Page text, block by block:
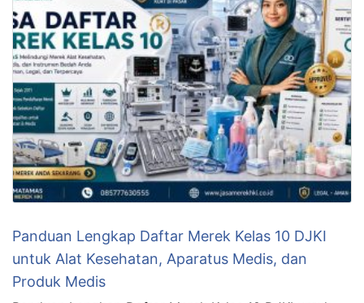
Panduan Lengkap Daftar Merek Kelas 10 DJKI
untuk Alat Kesehatan, Aparatus Medis, dan
Produk Medis